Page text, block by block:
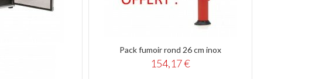
Pack fumoir rond 26 cm inox
154,17 €